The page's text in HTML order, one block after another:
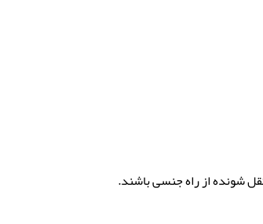
شونده از راه جنسی باشند.